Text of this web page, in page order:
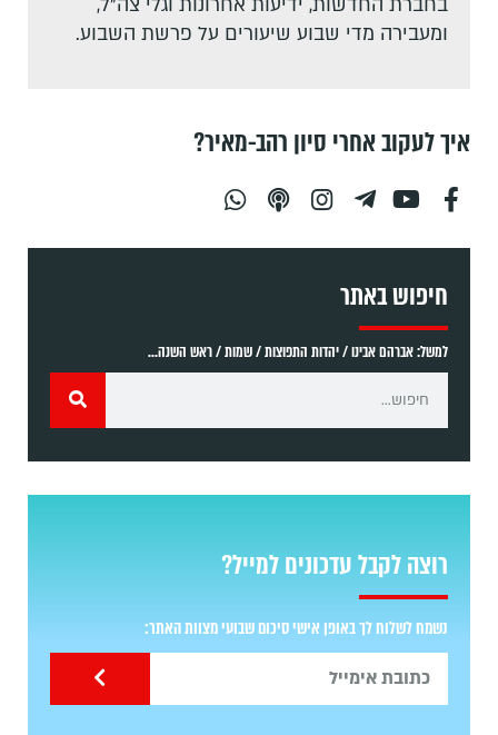
בחברת החדשות, ידיעות אחרונות וגלי צה"ל,
ומעבירה מדי שבוע שיעורים על פרשת השבוע.
איך לעקוב אחרי סיון רהב-מאיר?
חיפוש באתר
למשל: אברהם אבינו / יהדות התפוצות / שמות / ראש השנה...
רוצה לקבל עדכונים למייל?
נשמח לשלוח לך באופן אישי סיכום שבועי מצוות האתר: